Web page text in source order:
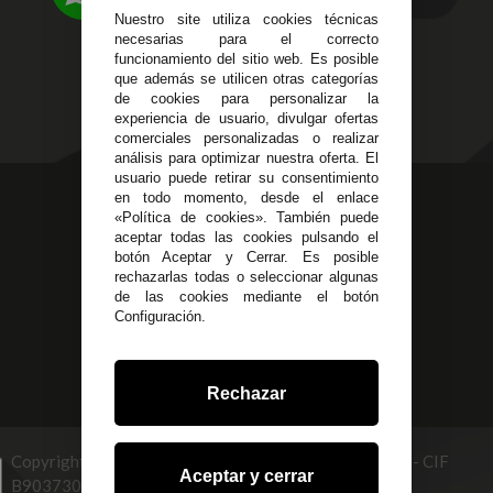
Alzira - Valencia
C/ Esplugues, 135
Política de Privacidad
Pago Seguro
Terminos y
Condiciones Generales
Políticas de Cookies
623 23 31 98
Atendemos Whatsapp
955 44 45 43/955 44 45 44
info@steielectronica.com
Avenida Plaza de Toros,
Local 3 Écija (Sevilla)
Copyright © 2026 STEI GLOBAL MULTISERVICES, S.L - CIF
B90373093. info@steielectronica.com
Nuestro site utiliza cookies técnicas
necesarias para el correcto
funcionamiento del sitio web. Es posible
que además se utilicen otras categorías
de cookies para personalizar la
experiencia de usuario, divulgar ofertas
comerciales personalizadas o realizar
análisis para optimizar nuestra oferta. El
usuario puede retirar su consentimiento
en todo momento, desde el enlace
«Política de cookies». También puede
aceptar todas las cookies pulsando el
botón Aceptar y Cerrar. Es posible
rechazarlas todas o seleccionar algunas
de las cookies mediante el botón
Configuración.
Rechazar
Aceptar y cerrar